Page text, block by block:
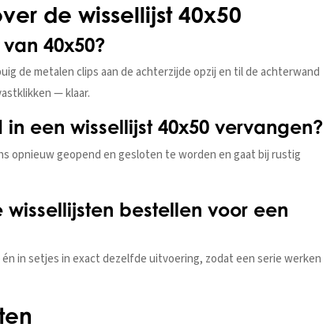
de wissellijst 40x50
40x50?
de metalen clips aan de achterzijde opzij en til de achterwand
— klaar.
een wissellijst 40x50 vervangen?
opnieuw geopend en gesloten te worden en gaat bij rustig
bestellen voor een
in setjes in exact dezelfde uitvoering, zodat een serie werken